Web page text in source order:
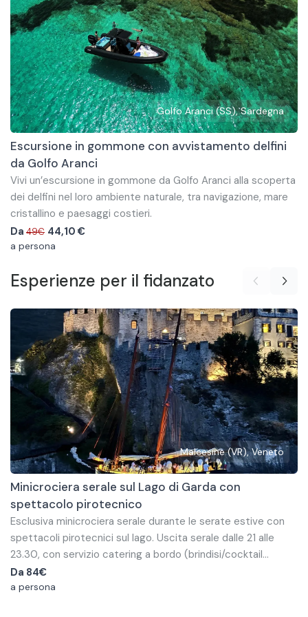
Golfo Aranci (SS), Sardegna
Escursione in gommone con avvistamento delfini
da Golfo Aranci
Vivi un’escursione in gommone da Golfo Aranci alla scoperta
dei delfini nel loro ambiente naturale, tra navigazione, mare
cristallino e paesaggi costieri.
A bordo di un gommone comodo e veloce raggiungerai,
insieme a uno skipper esperto, le zone dove i delfini vivono e
branco locale nel suo habitat naturale, in uno dei momenti
Il tour include anche soste bagno per nuotare o fare
scattare foto.
Da 49€ 44,10 €
a persona
Esperienze per il fidanzato
Malcesine (VR), Veneto
Minicrociera serale sul Lago di Garda con
spettacolo pirotecnico
Esclusiva minicrociera serale durante le serate estive con
spettacoli pirotecnici sul lago. Uscita serale dalle 21 alle
23.30, con servizio catering a bordo (brindisi/cocktail
service), buffet a base di frutta e dolci per il post-cena e
intrattenimento musicale (dj set chill-house oppure live
Partenza dal porticciolo di Malcesine.
Il partecipante deve portare: abbigliamento comodo adatto
Da 84€
a persona